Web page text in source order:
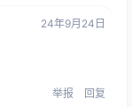
24年9月24日
举报 回复